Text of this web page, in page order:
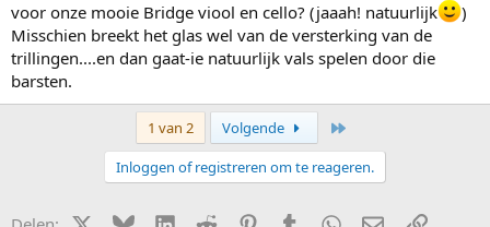
voor onze mooie Bridge viool en cello? (jaaah! natuurlijk
)
Misschien breekt het glas wel van de versterking van de
trillingen....en dan gaat-ie natuurlijk vals spelen door die
barsten.
1 van 2 Volgende
Inloggen of registreren om te reageren.
X (Twitter)
BlueskyLinkedIn
Reddit PinterestTumblr WhatsApp
E-mailLink